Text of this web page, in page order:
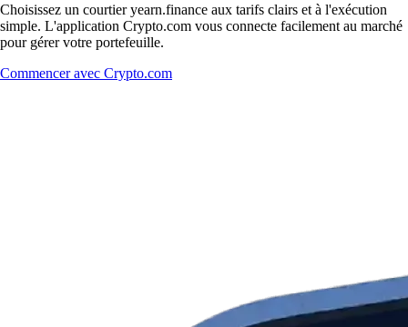
Choisissez un courtier yearn.finance aux tarifs clairs et à l'exécution
simple. L'application Crypto.com vous connecte facilement au marché
pour gérer votre portefeuille.
Commencer avec Crypto.com